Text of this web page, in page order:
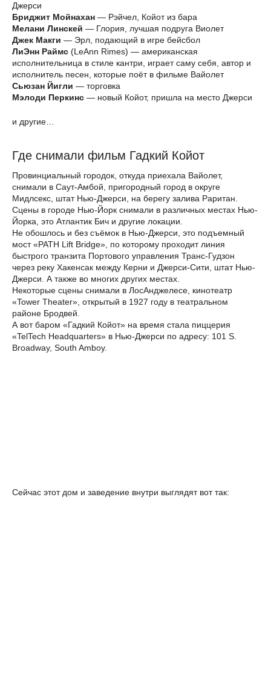
Джерси
Бриджит Мойнахан — Рэйчел, Койот из бара
Мелани Линскей — Глория, лучшая подруга Виолет
Джек Макги — Эрл, подающий в игре бейсбол
ЛиЭнн Раймс (LeAnn Rimes) — американская
исполнительница в стиле кантри, играет саму себя, автор и
исполнитель песен, которые поёт в фильме Вайолет
Сьюзан Йигли — торговка
Мэлоди Перкинс — новый Койот, пришла на место Джерси
и другие…
Где снимали фильм Гадкий Койот
Провинциальный городок, откуда приехала Вайолет,
снимали в Саут-Амбой, пригородный город в округе
Мидлсекс, штат Нью-Джерси, на берегу залива Раритан.
Сцены в городе Нью-Йорк снимали в различных местах Нью-
Йорка, это Атлантик Бич и другие локации.
Не обошлось и без съёмок в Нью-Джерси, это подъемный
мост «PATH Lift Bridge», по которому проходит линия
быстрого транзита Портового управления Транс-Гудзон
через реку Хакенсак между Керни и Джерси-Сити, штат Нью-
Джерси. А также во многих других местах.
Некоторые сцены снимали в ЛосАнджелесе, кинотеатр
«Tower Theater», открытый в 1927 году в театральном
районе Бродвей.
А вот баром «Гадкий Койот» на время стала пиццерия
«TelTech Headquarters» в Нью-Джерси по адресу: 101 S.
Broadway, South Amboy.
Сейчас этот дом и заведение внутри выглядят вот так: